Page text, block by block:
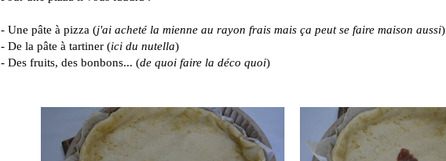
- Une pâte à pizza (j'ai acheté la mienne au rayon frais mais ça peut se faire maison aussi)
- De la pâte à tartiner (ici du nutella)
- Des fruits, des bonbons... (de quoi faire la déco quoi)